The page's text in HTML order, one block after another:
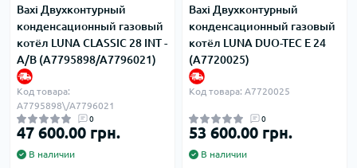
Baxi Двухконтурный
конденсационный газовый
котёл LUNA CLASSIC 28 INT -
A/B (A7795898/A7796021)
Код товара:
A7795898\/A7796021
0
47 600.00 грн.
В наличии
Baxi Двухконтурный
конденсационный газовый
котёл LUNA DUO-TEC E 24
(A7720025)
Код товара: A7720025
0
53 600.00 грн.
В наличии